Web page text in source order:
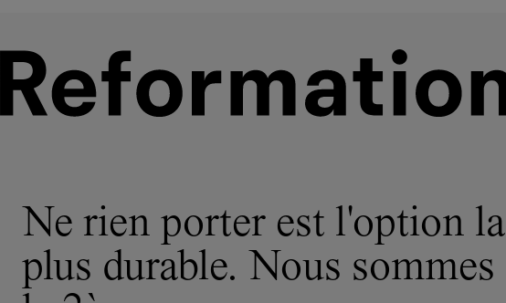
Ne rien porter est l'option la
plus durable. Nous sommes